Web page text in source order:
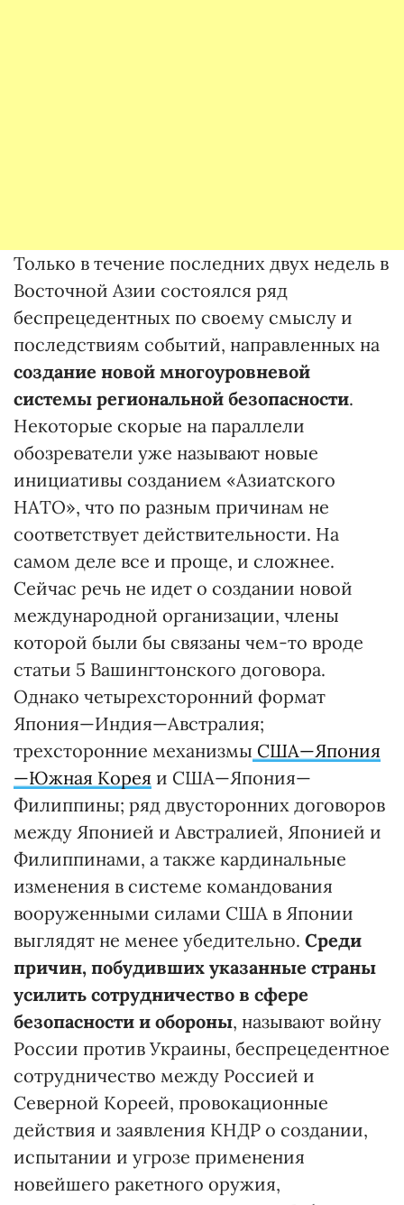
Только в течение последних двух недель в
Восточной Азии состоялся ряд
беспрецедентных по своему смыслу и
последствиям событий, направленных на
создание новой многоуровневой
системы региональной безопасности.
Некоторые скорые на параллели
обозреватели уже называют новые
инициативы созданием «Азиатского
НАТО», что по разным причинам не
соответствует действительности. На
самом деле все и проще, и сложнее.
Сейчас речь не идет о создании новой
международной организации, члены
которой были бы связаны чем-то вроде
статьи 5 Вашингтонского договора.
Однако четырехсторонний формат
Япония—Индия—Австралия;
трехсторонние механизмы США—Япония
—Южная Корея и США—Япония—
Филиппины; ряд двусторонних договоров
между Японией и Австралией, Японией и
Филиппинами, а также кардинальные
изменения в системе командования
вооруженными силами США в Японии
выглядят не менее убедительно. Среди
причин, побудивших указанные страны
усилить сотрудничество в сфере
безопасности и обороны, называют войну
России против Украины, беспрецедентное
сотрудничество между Россией и
Северной Кореей, провокационные
действия и заявления КНДР о создании,
испытании и угрозе применения
новейшего ракетного оружия,